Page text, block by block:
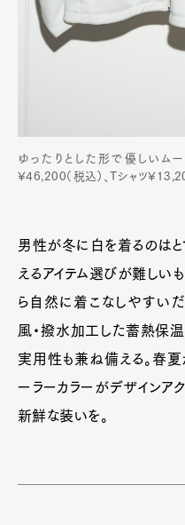
Official
ゆったりとした形で優しいム
¥46,200（税込）、Tシャツ
男性が冬に白を着るのはと
えるアイテム選びが難しい
ら自然に着こなしやすいだ
風・撥水加工した蓄熱保温
実用性も兼ね備える。春
ーラーカラーがデザインア
新鮮な装いを。